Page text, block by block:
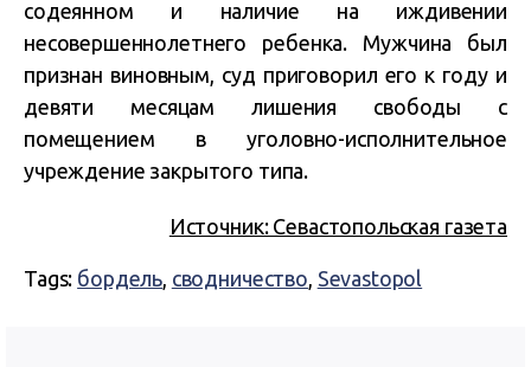
содеянном и наличие на иждивении
несовершеннолетнего ребенка. Мужчина был
признан виновным, суд приговорил его к году и
девяти месяцам лишения свободы с
помещением в уголовно-исполнительное
учреждение закрытого типа.
Источник: Севастопольская газета
Tags: бордель, сводничество, Sevastopol